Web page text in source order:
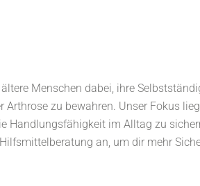
Menschen dabei, ihre
zu bewahren. Unser Fokus
Handlungsfähigkeit im Alltag zu
an, um dir mehr